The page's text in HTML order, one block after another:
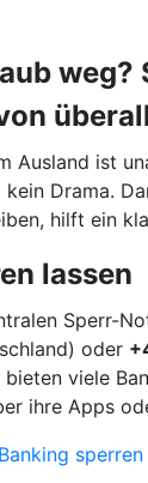
weg?
überall
Ausland ist
Drama.
hilft ein
lassen
Sperr-
oder
viele
ihre Apps
sperren